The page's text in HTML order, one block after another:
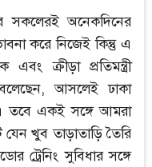
সকলেরই অনেকদিনের
ভাবনা করে নিজেই কিন্তু এ
ক্রীড়া প্রতিমন্ত্রী
আসলেই ঢাকা
তবে একই সঙ্গে আমরা
যেন খুব তাড়াতাড়ি তৈরি
ট্রেনিং সুবিধার সঙ্গে